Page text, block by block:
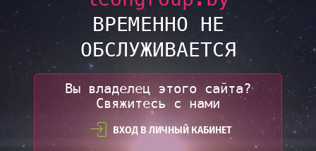
ВРЕМЕННО НЕ
ОБСЛУЖИВАЕТСЯ
Вы владелец этого сайта?
Свяжитесь с нами
ВХОД В ЛИЧНЫЙ КАБИНЕТ